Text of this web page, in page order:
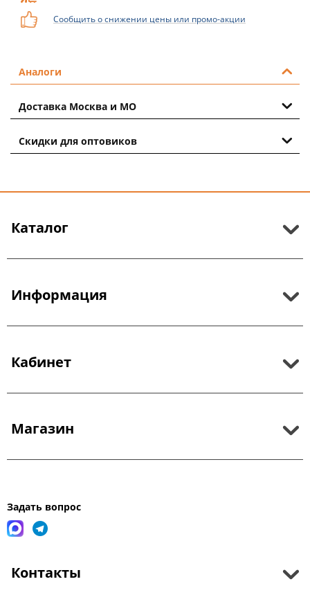
Сообщить о снижении цены или промо-акции
Аналоги
Доставка Москва и МО
Скидки для оптовиков
Каталог
Информация
Кабинет
Магазин
Задать вопрос
Контакты